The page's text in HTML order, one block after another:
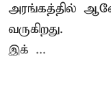
அரங்கத்தில்
வருகிறது.
இக் ...